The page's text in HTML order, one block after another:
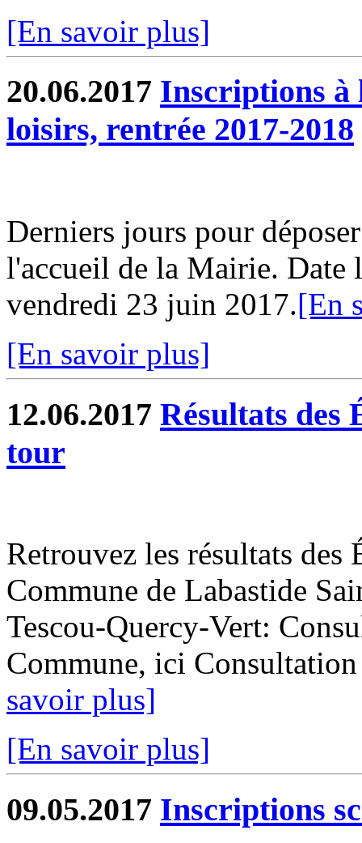
[En savoir plus]
20.06.2017 Inscriptions à
loisirs, rentrée 2017-2018
Derniers jours pour
l'accueil de la Mairie. Date
vendredi 23 juin 2017.[En
[En savoir plus]
12.06.2017 Résultats des
tour
Retrouvez les résultats
Commune de Labastide
Tescou-Quercy-Vert:
Commune, ici
savoir plus]
[En savoir plus]
09.05.2017 Inscriptions